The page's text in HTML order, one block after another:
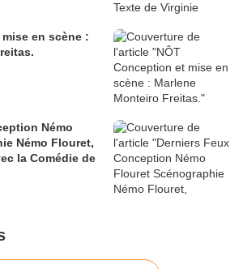
en scène :